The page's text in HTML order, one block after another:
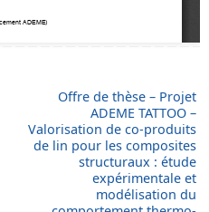
Offre de thèse – Projet
ADEME TATTOO –
Valorisation de co-produits
de lin pour les composites
structuraux : étude
expérimentale et
modélisation du